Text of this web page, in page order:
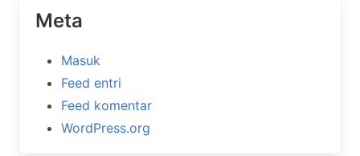
Meta
Masuk
Feed entri
Feed komentar
WordPress.org